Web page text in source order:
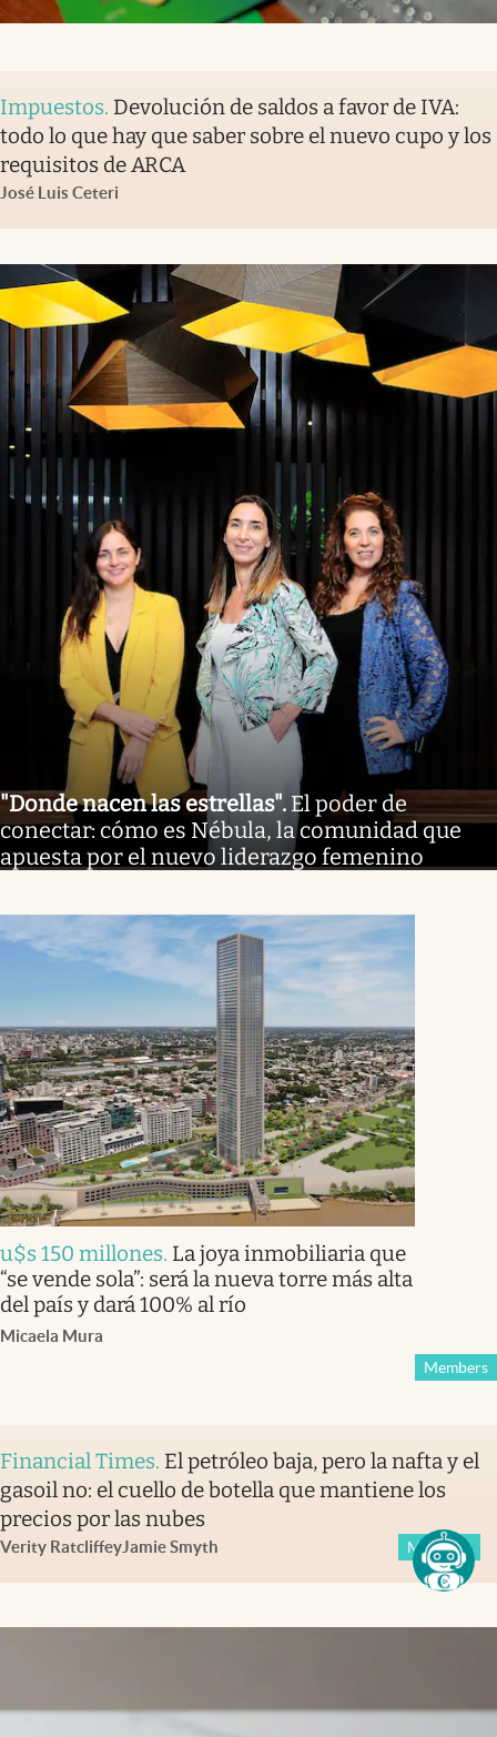
Impuestos. Devolución de saldos a favor de IVA:
todo lo que hay que saber sobre el nuevo cupo y los
requisitos de ARCA
José Luis Ceteri
"Donde nacen las estrellas". El poder de
conectar: cómo es Nébula, la comunidad que
apuesta por el nuevo liderazgo femenino
u$s 150 millones. La joya inmobiliaria que
“se vende sola”: será la nueva torre más alta
del país y dará 100% al río
Micaela Mura
Members
Financial Times. El petróleo baja, pero la nafta y el
gasoil no: el cuello de botella que mantiene los
precios por las nubes
Verity RatcliffeyJamie Smyth Members